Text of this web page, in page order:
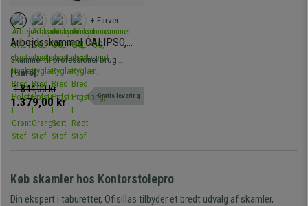
+ Farver
Arbejdsskammel CALIPSO,
Justerbart Ryglæn, Bred
Polstring, I Grønt Stof
Skammel til professionel brug
betrukket med stof. Justerbar, med
fodstøtte, robust og komfortabel.
[+Info]
1.844,00 kr
1.379,00 kr Gratis levering
Køb skamler hos Kontorstolepro
Din ekspert i taburetter, Ofisillas tilbyder et bredt udvalg af skamler,